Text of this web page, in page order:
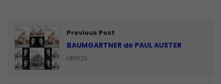
Previous Post
BAUMGARTNER de PAUL AUSTER
LIBROS